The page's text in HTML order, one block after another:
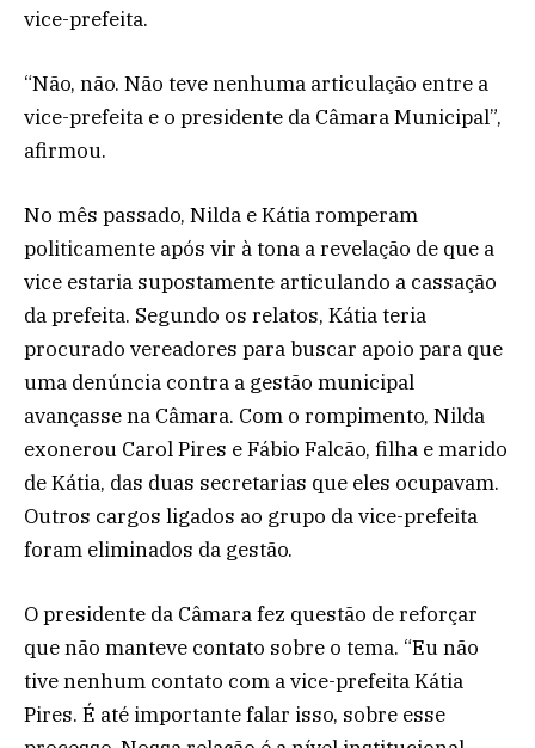
vice-prefeita.
“Não, não. Não teve nenhuma articulação entre a
vice-prefeita e o presidente da Câmara Municipal”,
afirmou.
No mês passado, Nilda e Kátia romperam
politicamente após vir à tona a revelação de que a
vice estaria supostamente articulando a cassação
da prefeita. Segundo os relatos, Kátia teria
procurado vereadores para buscar apoio para que
uma denúncia contra a gestão municipal
avançasse na Câmara. Com o rompimento, Nilda
exonerou Carol Pires e Fábio Falcão, filha e marido
de Kátia, das duas secretarias que eles ocupavam.
Outros cargos ligados ao grupo da vice-prefeita
foram eliminados da gestão.
O presidente da Câmara fez questão de reforçar
que não manteve contato sobre o tema. “Eu não
tive nenhum contato com a vice-prefeita Kátia
Pires. É até importante falar isso, sobre esse